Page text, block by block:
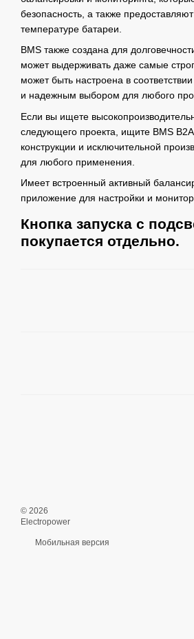
безопасность, а также
температуре батареи.
BMS также создана для
может выдерживать даже самые
может быть настроена в
и надежным выбором для любого
Если вы ищете
следующего проекта, ищите BMS
конструкции и исключительной
для любого применения.
Имеет встроенный активный
приложение для настройки и
Кнопка запуска с
покупается отдельно.
© 2026
Electropower
Мобильная версия